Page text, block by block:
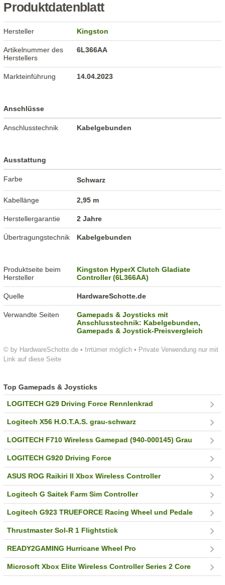
Produktdatenblatt
© by HardwareSchotte.de • Irrtümer möglich • Private Verwendung nur mit
Link auf diese Seite
Hersteller Kingston
Artikelnummer des
Herstellers
6L366AA
Markteinführung 14.04.2023
Anschlüsse
Anschlusstechnik Kabelgebunden
Ausstattung
Farbe Schwarz
Kabellänge 2,95 m
Herstellergarantie 2 Jahre
Übertragungstechnik Kabelgebunden
Produktseite beim
Hersteller
Kingston HyperX Clutch Gladiate
Controller (6L366AA)
Quelle HardwareSchotte.de
Verwandte Seiten
Gamepads & Joysticks mit
Anschlusstechnik: Kabelgebunden,
Gamepads & Joystick-Preisvergleich
Top Gamepads & Joysticks
LOGITECH G29 Driving Force Rennlenkrad
Logitech X56 H.O.T.A.S. grau-schwarz
LOGITECH F710 Wireless Gamepad (940-000145) Grau
LOGITECH G920 Driving Force
ASUS ROG Raikiri II Xbox Wireless Controller
Logitech G Saitek Farm Sim Controller
Logitech G923 TRUEFORCE Racing Wheel und Pedale
Thrustmaster Sol-R 1 Flightstick
READY2GAMING Hurricane Wheel Pro
Microsoft Xbox Elite Wireless Controller Series 2 Core